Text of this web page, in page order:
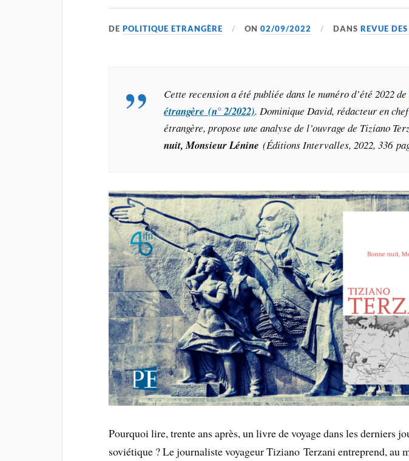
DEPOLITIQUE ETRANGÈRE ON02/09/2022 DANSREVUE
Cette recension a été publiée dans le numéro d’été 2022
étrangère (n° 2/2022). Dominique David, rédacteur en
étrangère, propose une analyse de l’ouvrage de Tiziano
nuit, Monsieur Lénine(Éditions Intervalles, 2022, 336
Pourquoi lire, trente ans après, un livre de voyage dans les derniers
soviétique ? Le journaliste voyageur Tiziano Terzani entreprend, au